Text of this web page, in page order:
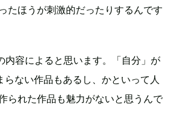
たほうが刺激的だったりするんです
内容によると思います。「自分」が
らない作品もあるし、かといって人
られた作品も魅力がないと思うんで